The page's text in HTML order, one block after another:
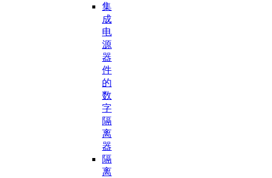
集
成
电
源
器
件
的
数
字
隔
离
器
隔
离